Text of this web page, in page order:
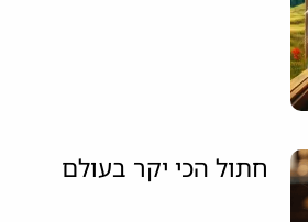
חתול הכי יקר בעולם